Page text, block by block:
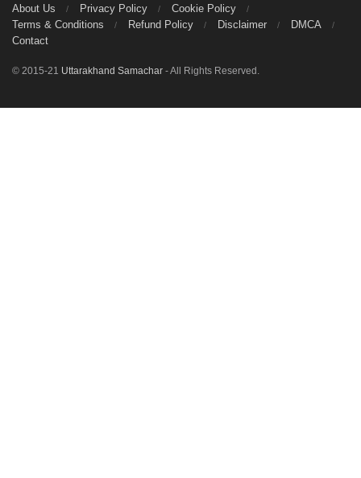
About Us Privacy Policy
Cookie Policy
Terms & Conditions
Refund Policy Disclaimer
DMCA
Contact
© 2015-21 Uttarakhand Samachar - All Rights Reserved.